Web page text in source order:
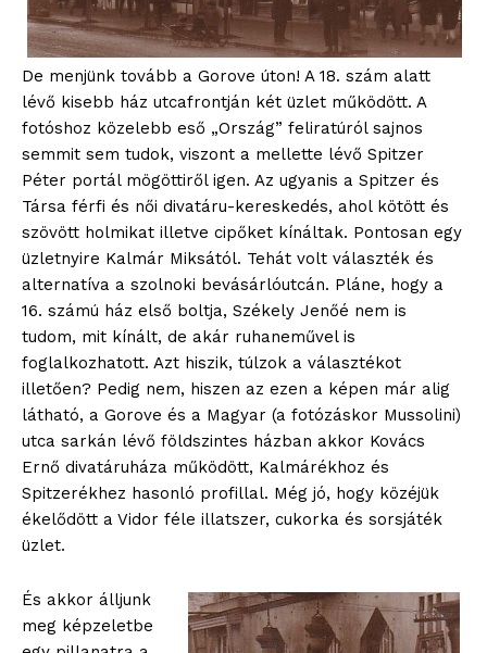
De menjünk tovább a Gorove úton! A 18. szám alatt
lévő kisebb ház utcafrontján két üzlet működött. A
fotóshoz közelebb eső „Ország” feliratúról sajnos
semmit sem tudok, viszont a mellette lévő Spitzer
Péter portál mögöttiről igen. Az ugyanis a Spitzer és
Társa férfi és női divatáru-kereskedés, ahol kötött és
szövött holmikat illetve cipőket kínáltak. Pontosan egy
üzletnyire Kalmár Miksától. Tehát volt választék és
alternatíva a szolnoki bevásárlóutcán. Pláne, hogy a
16. számú ház első boltja, Székely Jenőé nem is
tudom, mit kínált, de akár ruhaneművel is
foglalkozhatott. Azt hiszik, túlzok a választékot
illetően? Pedig nem, hiszen az ezen a képen már alig
látható, a Gorove és a Magyar (a fotózáskor Mussolini)
utca sarkán lévő földszintes házban akkor Kovács
Ernő divatáruháza működött, Kalmárékhoz és
Spitzerékhez hasonló profillal. Még jó, hogy közéjük
ékelődött a Vidor féle illatszer, cukorka és sorsjáték
üzlet.
És akkor álljunk
meg képzeletbe